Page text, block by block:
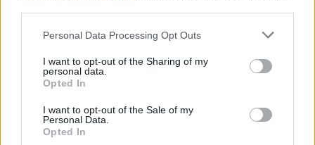
Please note that this website/app uses one or more Google
not limited to your visit or usage behaviour. You may click to
grant or deny consent to Google and its third-party tags to
use your data for below specified purposes in below Google
consent section.
Personal Data Processing Opt Outs
I want to opt-out of the Sharing of my
personal data.
Opted In
I want to opt-out of the Sale of my
Personal Data.
Opted In
KECSKEMÉTEN IS SZAKIRÁNYÚ
EGYETEM
Az üledékből vett minták alapján az elmúlt 11 ezer év
legszárazabb időszakában akár 0,7-1,7 méterrel alacsonyabban
állhatott a Balaton vize. A klímamodellek szerint a tó évtizedek